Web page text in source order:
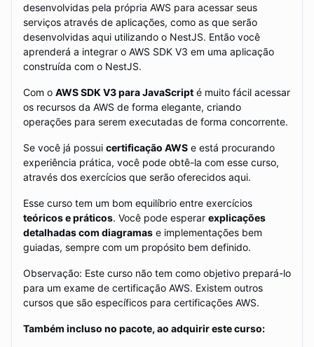
desenvolvidas pela própria AWS para acessar seus
serviços através de aplicações, como as que serão
desenvolvidas aqui utilizando o NestJS. Então você
aprenderá a integrar o AWS SDK V3 em uma aplicação
construída com o NestJS.
Com o AWS SDK V3 para JavaScript é muito fácil acessar
os recursos da AWS de forma elegante, criando
operações para serem executadas de forma concorrente.
Se você já possui certificação AWS e está procurando
experiência prática, você pode obtê-la com esse curso,
através dos exercícios que serão oferecidos aqui.
Esse curso tem um bom equilíbrio entre exercícios
teóricos e práticos. Você pode esperar explicações
detalhadas com diagramas e implementações bem
guiadas, sempre com um propósito bem definido.
Observação: Este curso não tem como objetivo prepará-lo
para um exame de certificação AWS. Existem outros
cursos que são específicos para certificações AWS.
Também incluso no pacote, ao adquirir este curso: